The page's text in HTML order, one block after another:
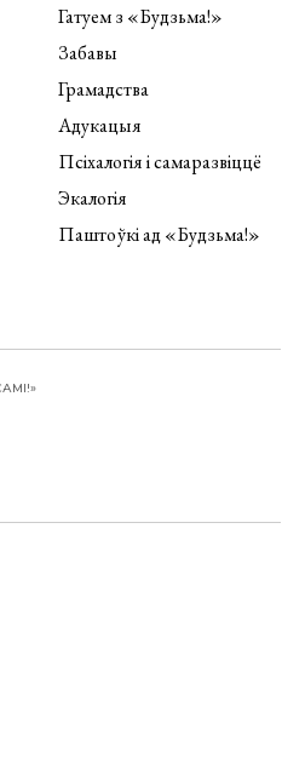
Гатуем з «Будзьма!»
Забавы
Грамадства
Адукацыя
Псіхалогія і самаразвіццё
Экалогія
Паштоўкі ад «Будзьма!»